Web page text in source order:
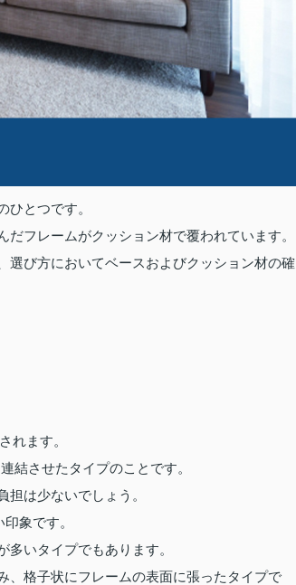
とつです。
フレームがクッション材で覆われています。
選び方においてベースおよびクッション材の確
れます。
結させたタイプのことです。
は少ないでしょう。
象です。
いタイプでもあります。
、格子状にフレームの表面に張ったタイプで